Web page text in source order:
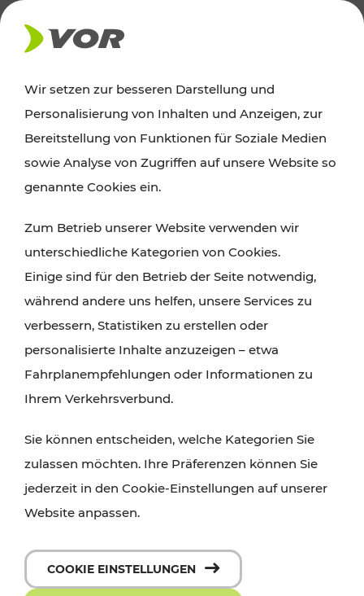
AKTUELLES
Ausflugstipps
Wien, Niederösterreich und das Burgenland
Wanderungen, Kultur und Gastronomie,
Radtouren oder purer Naturgenuss – viele
Attraktionen sind mit den Ticket- und Fahrplan-
Angeboten des VOR gut und schnell erreichbar.
Wir setzen zur besseren Darstellung und
Personalisierung von Inhalten und Anzeigen, zur
Bereitstellung von Funktionen für Soziale Medien
sowie Analyse von Zugriffen auf unsere Website so
genannte Cookies ein.
Zum Betrieb unserer Website verwenden wir
unterschiedliche Kategorien von Cookies.
Einige sind für den Betrieb der Seite notwendig,
während andere uns helfen, unsere Services zu
verbessern, Statistiken zu erstellen oder
personalisierte Inhalte anzuzeigen – etwa
Fahrplanempfehlungen oder Informationen zu
Ihrem Verkehrsverbund.
Sie können entscheiden, welche Kategorien Sie
zulassen möchten. Ihre Präferenzen können Sie
jederzeit in den Cookie-Einstellungen auf unserer
Website anpassen.
COOKIE EINSTELLUNGEN